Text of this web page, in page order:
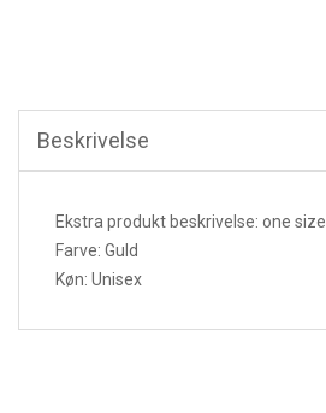
Beskrivelse
Ekstra produkt beskrivelse: one size
Farve: Guld
Køn: Unisex